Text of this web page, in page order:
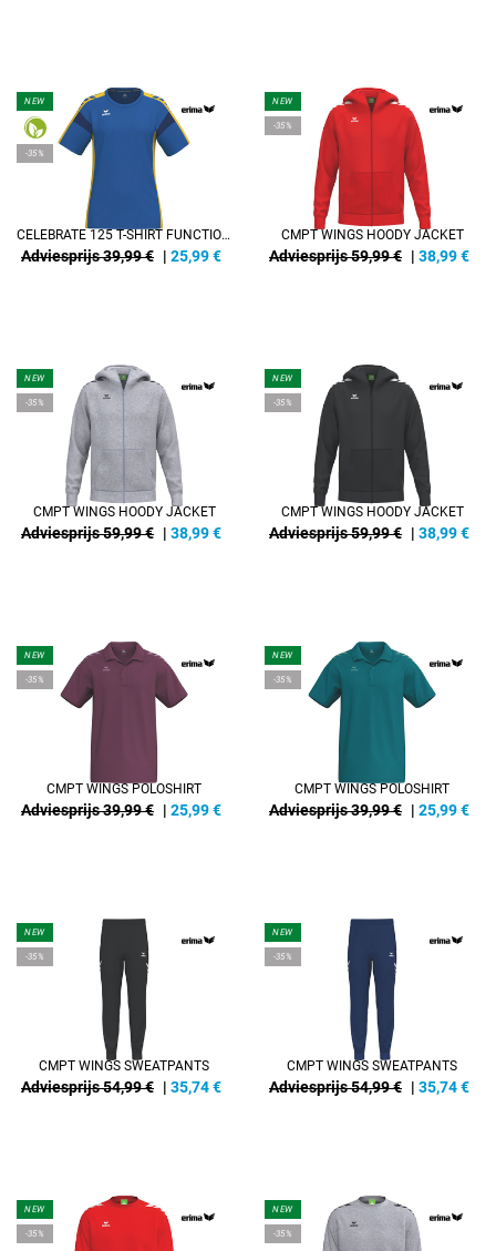
NEW
-35%
CELEBRATE 125 T-SHIRT FUNCTION DAMEN
Adviesprijs 39,99 € | 25,99€
NEW
-35%
CMPT WINGS HOODY JACKET
Adviesprijs 59,99 € | 38,99€
NEW
-35%
CMPT WINGS HOODY JACKET
Adviesprijs 59,99 € | 38,99€
NEW
-35%
CMPT WINGS HOODY JACKET
Adviesprijs 59,99 € | 38,99€
NEW
-35%
CMPT WINGS POLOSHIRT
Adviesprijs 39,99 € | 25,99€
NEW
-35%
CMPT WINGS POLOSHIRT
Adviesprijs 39,99 € | 25,99€
NEW
-35%
CMPT WINGS SWEATPANTS
Adviesprijs 54,99 € | 35,74€
NEW
-35%
CMPT WINGS SWEATPANTS
Adviesprijs 54,99 € | 35,74€
NEW
-35%
NEW
-35%